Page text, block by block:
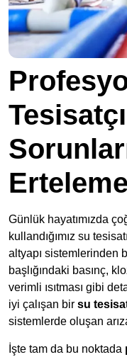
Günlük hayatımızda
kullandığımız su
altyapı sistemlerinden
başlığındaki basınç,
verimli ısıtması gibi
iyi çalışan bir su
sistemlerde oluşan
İşte tam da bu noktada